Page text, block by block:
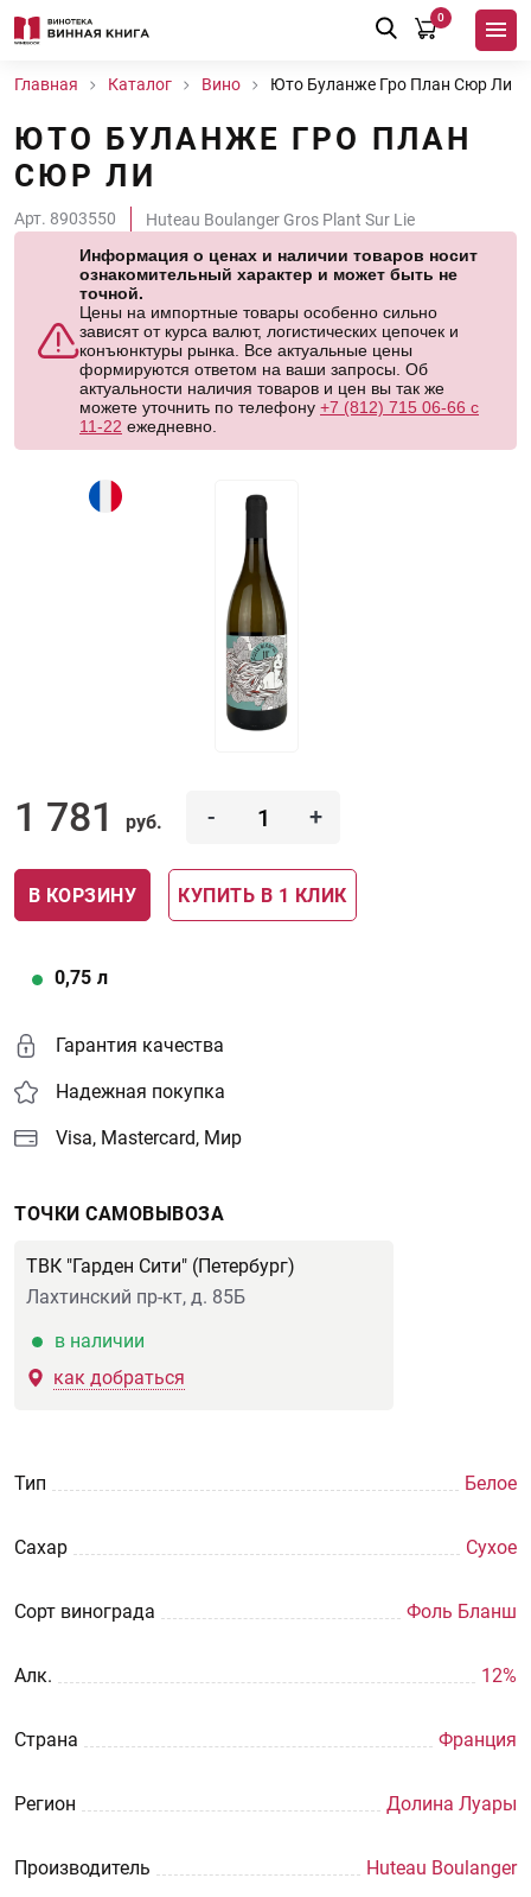
0
Главная Каталог Вино Юто Буланже Гро План Сюр Ли
ЮТО БУЛАНЖЕ ГРО ПЛАН
СЮР ЛИ
Арт. 8903550
Huteau Boulanger Gros Plant Sur Lie
Информация о ценах и наличии товаров носит
ознакомительный характер и может быть не
точной.
Цены на импортные товары особенно сильно
зависят от курса валют, логистических цепочек и
конъюнктуры рынка. Все актуальные цены
формируются ответом на ваши запросы. Об
актуальности наличия товаров и цен вы так же
можете уточнить по телефону +7 (812) 715 06-66 с
11-22 ежедневно.
1 781 руб. - +
В КОРЗИНУ КУПИТЬ В 1 КЛИК
0,75 л
Гарантия качества
Надежная покупка
Visa, Mastercard, Мир
ТОЧКИ САМОВЫВОЗА
ТВК "Гарден Сити" (Петербург)
Лахтинский пр-кт, д. 85Б
в наличии
как добраться
Тип Белое
Сахар Сухое
Сорт винограда Фоль Бланш
Aлк. 12%
Страна Франция
Регион Долина Луары
Производитель Huteau Boulanger